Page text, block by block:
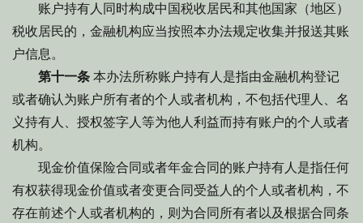
账户持有人同时构成中国税收居民和其他国家（地区）
税收居民的，金融机构应当按照本办法规定收集并报送其账
户信息。
第十一条 本办法所称账户持有人是指由金融机构登记
或者确认为账户所有者的个人或者机构，不包括代理人、名
义持有人、授权签字人等为他人利益而持有账户的个人或者
机构。
现金价值保险合同或者年金合同的账户持有人是指任何
有权获得现金价值或者变更合同受益人的个人或者机构，不
存在前述个人或者机构的，则为合同所有者以及根据合同条